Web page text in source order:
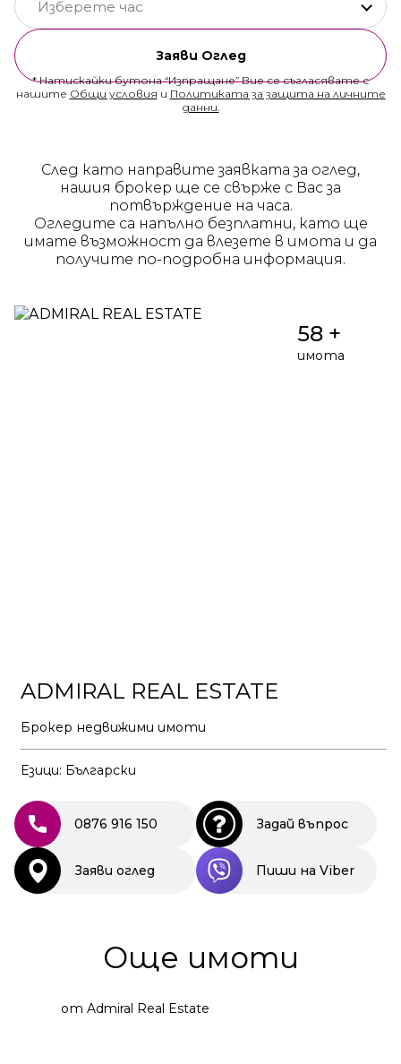
Изберете час
Заяви Оглед
* Натискайки бутона “Изпращане” Вие се съгласявате с
нашите Общи условия и Политиката за защита на личните
данни.
След като направите заявката за оглед,
нашия брокер ще се свърже с Вас за
потвърждение на часа.
Огледите са напълно безплатни, като ще
имате възможност да влезете в имота и да
получите по-подробна информация.
58 +
имота
ADMIRAL REAL ESTATE
Брокер недвижими имоти
Езици: Български
0876 916 150 Задай въпрос
Заяви оглед Пиши на Viber
Още имоти
от Admiral Real Estate